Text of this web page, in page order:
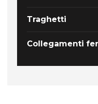
Traghetti
Collegamenti